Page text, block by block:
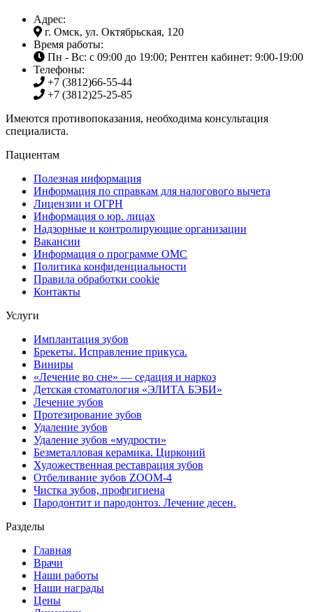
Адрес:
г. Омск, ул. Октябрьская, 120
Время работы:
Пн - Вс: с 09:00 до 19:00; Рентген кабинет: 9:00-19:00
Телефоны:
+7 (3812)66-55-44
+7 (3812)25-25-85
Имеются противопоказания, необходима консультация
специалиста.
Пациентам
Полезная информация
Информация по справкам для налогового вычета
Лицензии и ОГРН
Информация о юр. лицах
Надзорные и контролирующие организации
Вакансии
Информация о программе ОМС
Политика конфиденциальности
Правила обработки cookie
Контакты
Услуги
Имплантация зубов
Брекеты. Исправление прикуса.
Виниры
«Лечение во сне» — седация и наркоз
Детская стоматология «ЭЛИТА БЭБИ»
Лечение зубов
Протезирование зубов
Удаление зубов
Удаление зубов «мудрости»
Безметалловая керамика. Цирконий
Художественная реставрация зубов
Отбеливание зубов ZOOM-4
Чистка зубов, профгигиена
Пародонтит и пародонтоз. Лечение десен.
Разделы
Главная
Врачи
Наши работы
Наши награды
Цены